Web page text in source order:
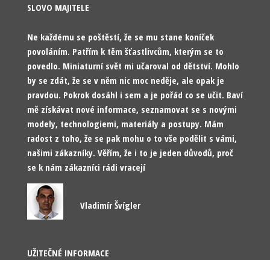
SLOVO MAJITELE
Ne každému se poštěstí, že se mu stane koníček
povoláním. Patřím k těm šťastlivcům, kterým se to
povedlo. Miniaturní svět mi učaroval od dětství. Mohlo
by se zdát, že se v něm nic moc neděje, ale opak je
pravdou. Pokrok dosáhl i sem a je pořád co se učit. Baví
mě získávat nové informace, seznamovat se s novými
modely, technologiemi, materiály a postupy. Mám
radost z toho, že se pak mohu o to vše podělit s vámi,
našimi zákazníky. Věřím, že i to je jeden důvodů, proč
se k nám zákazníci rádi vracejí
Vladimír Švígler
UŽITEČNÉ INFORMACE